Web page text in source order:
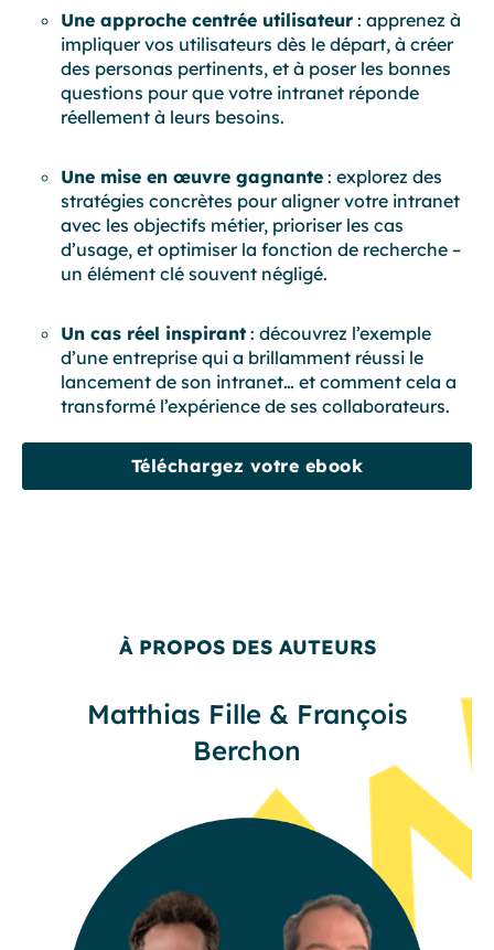
Une approche centrée utilisateur : apprenez à
impliquer vos utilisateurs dès le départ, à créer
des personas pertinents, et à poser les bonnes
questions pour que votre intranet réponde
réellement à leurs besoins.
Une mise en œuvre gagnante : explorez des
stratégies concrètes pour aligner votre intranet
avec les objectifs métier, prioriser les cas
d’usage, et optimiser la fonction de recherche –
un élément clé souvent négligé.
Un cas réel inspirant : découvrez l’exemple
d’une entreprise qui a brillamment réussi le
lancement de son intranet… et comment cela a
transformé l’expérience de ses collaborateurs.
Téléchargez votre ebook
À PROPOS DES AUTEURS
Matthias Fille & François
Berchon